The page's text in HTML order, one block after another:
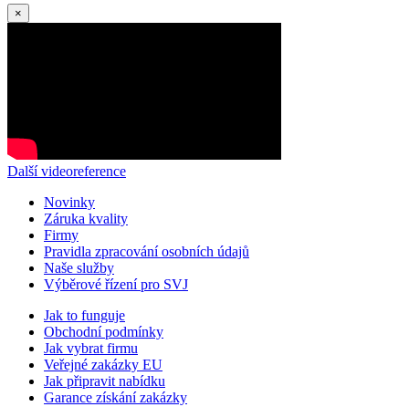
×
Další videoreference
Novinky
Záruka kvality
Firmy
Pravidla zpracování osobních údajů
Naše služby
Výběrové řízení pro SVJ
Jak to funguje
Obchodní podmínky
Jak vybrat firmu
Veřejné zakázky EU
Jak připravit nabídku
Garance získání zakázky